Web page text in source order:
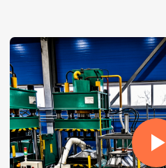
e-mail
Наш адрес
Московская обл., г. Дубна, ул.
Дачная, д. 1, стр. 12
Мессенджеры и соцсети
Телефон
8 (800) 222 90 91